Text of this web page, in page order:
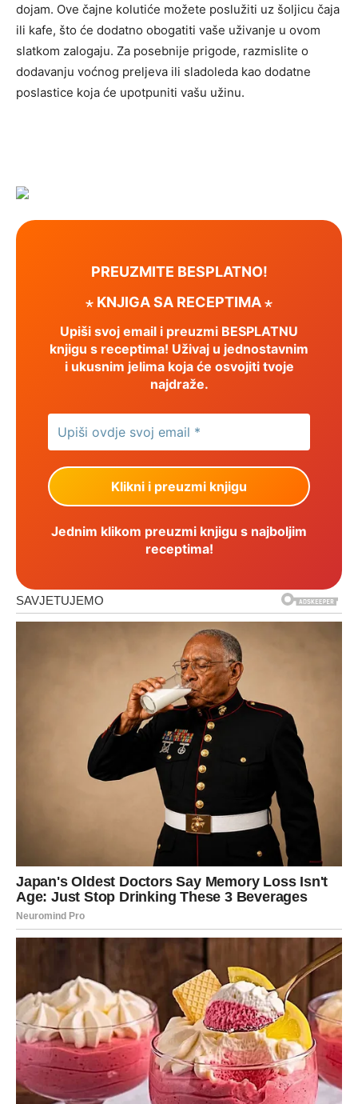
dojam. Ove čajne kolutiće možete poslužiti uz šoljicu čaja
ili kafe, što će dodatno obogatiti vaše uživanje u ovom
slatkom zalogaju. Za posebnije prigode, razmislite o
dodavanju voćnog preljeva ili sladoleda kao dodatne
poslastice koja će upotpuniti vašu užinu.
PREUZMITE BESPLATNO!
⋆ KNJIGA SA RECEPTIMA ⋆
Upiši svoj email i preuzmi BESPLATNU
knjigu s receptima! Uživaj u jednostavnim
i ukusnim jelima koja će osvojiti tvoje
najdraže.
Jednim klikom preuzmi knjigu s najboljim
receptima!